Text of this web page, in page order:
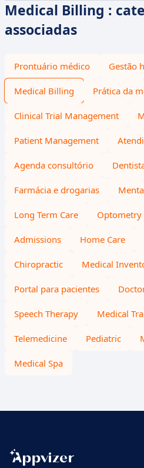
Medical Billing :
associadas
Prontuário médico Gestão
Medical Billing Prática da
Clinical Trial Management
Patient Management
Agenda consultório
Farmácia e drogarias
Long Term Care Optometry
Admissions Home Care
Chiropractic Medical
Portal para pacientes
Speech Therapy Medical
Telemedicine Pediatric
Medical Spa